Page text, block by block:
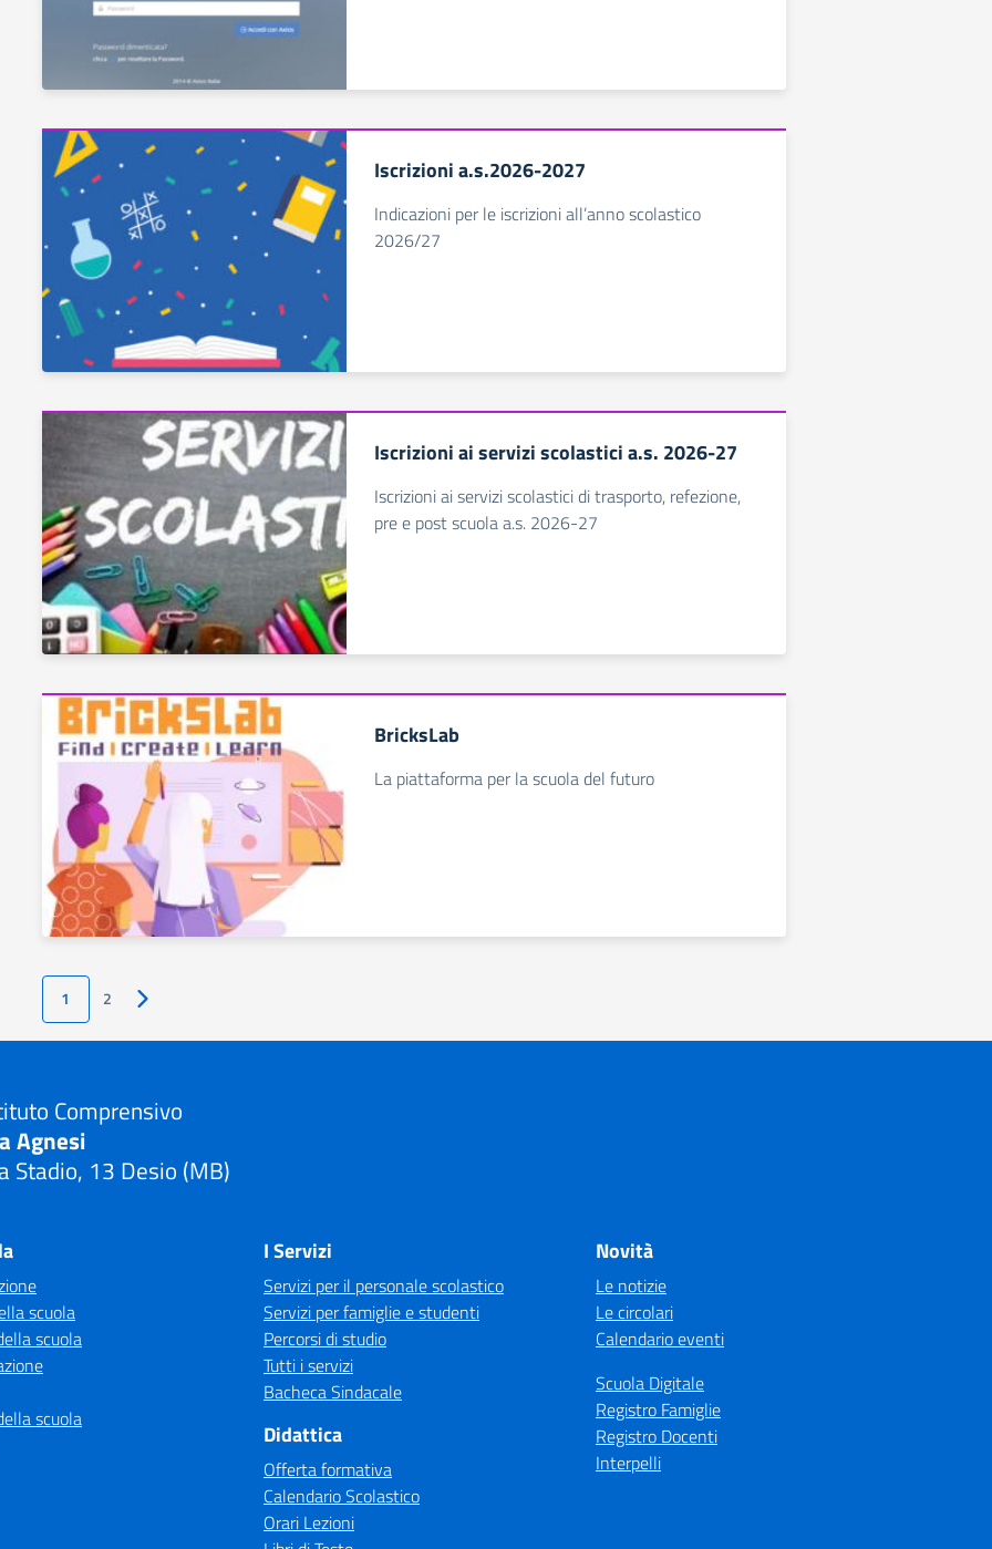
Iscrizioni a.s.2026-2027
Indicazioni per le iscrizioni all’anno scolastico
2026/27
Iscrizioni ai servizi scolastici a.s. 2026-27
Iscrizioni ai servizi scolastici di trasporto, refezione,
pre e post scuola a.s. 2026-27
BricksLab
La piattaforma per la scuola del futuro
1 2 Pagina successiva
Comprensivo
Agnesi
Stadio, 13 Desio (MB)
scuola
scuola
scuola
I Servizi
Servizi per il personale scolastico
Servizi per famiglie e studenti
Percorsi di studio
Tutti i servizi
Bacheca Sindacale
Didattica
Offerta formativa
Calendario Scolastico
Orari Lezioni
Novità
Le notizie
Le circolari
Calendario eventi
Scuola Digitale
Registro Famiglie
Registro Docenti
Interpelli